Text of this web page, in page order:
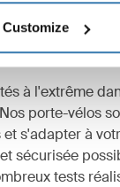
Customize
à l'extrême
porte-vélos
s'adapter à
sécurisée
tests